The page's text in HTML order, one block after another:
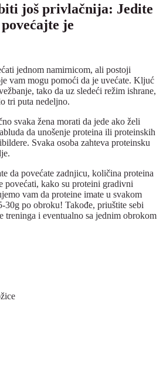
još privlačnija: Jedite
je
jednom namirnicom, ali postoji
vam mogu pomoći da je uvećate. Kljuć
tako da uz sledeći režim ishrane,
tri puta nedeljno.
svaka žena morati da jede ako želi
da unošenje proteina ili proteinskih
Svaka osoba zahteva proteinsku
da povećate zadnjicu, količina proteina
povećati, kako su proteini gradivni
vam da proteine imate u svakom
30g po obroku! Takođe, priuštite sebi
treninga i eventualno sa jednim obrokom